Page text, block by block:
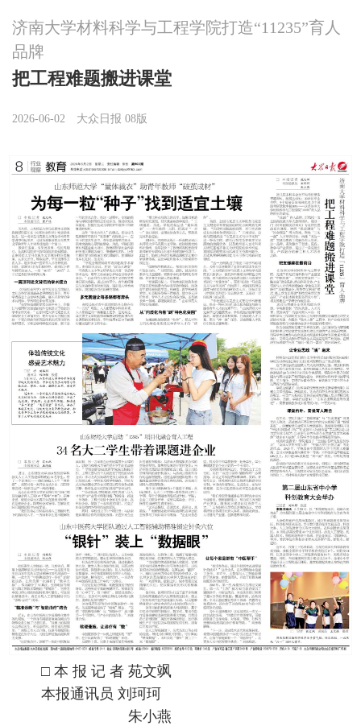
济南大学材料科学与工程学院打造“11235”育人
品牌
把工程难题搬进课堂
2026-06-02 大众日报 08版
□ 本 报 记 者 苑文飒
本报通讯员 刘珂珂
朱小燕